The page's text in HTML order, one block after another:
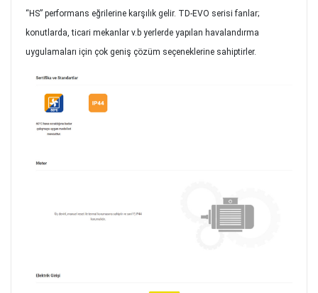
“HS” performans eğrilerine karşılık gelir. TD-EVO serisi fanlar;
konutlarda, ticari mekanlar v.b yerlerde yapılan havalandırma
uygulamaları için çok geniş çözüm seçeneklerine sahiptirler.